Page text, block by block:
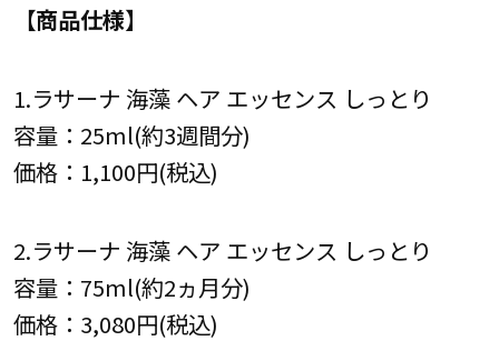
【商品仕様】
1.ラサーナ 海藻 ヘア エッセンス しっとり
容量：25ml(約3週間分)
価格：1,100円(税込)
2.ラサーナ 海藻 ヘア エッセンス しっとり
容量：75ml(約2ヵ月分)
価格：3,080円(税込)